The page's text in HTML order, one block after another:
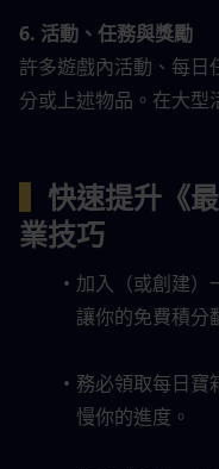
6. 活動、任務與獎勵
許多遊戲內活動、每日
分或上述物品。在大型
快速提升《
業技巧
加入（或創建
讓你的免費積分
務必領取每日
慢你的進度。